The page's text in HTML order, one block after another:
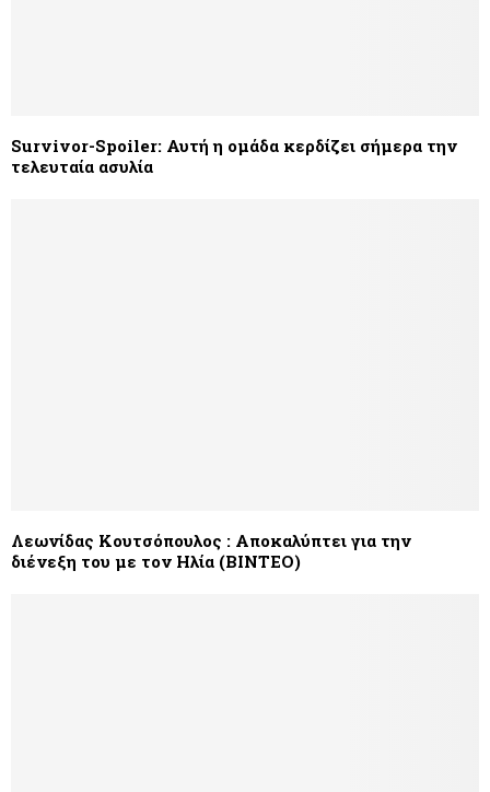
Survivor-Spoiler: Αυτή η ομάδα κερδίζει σήμερα την
τελευταία ασυλία
Λεωνίδας Κουτσόπουλος : Αποκαλύπτει για την
διένεξη του με τον Ηλία (ΒΙΝΤΕΟ)